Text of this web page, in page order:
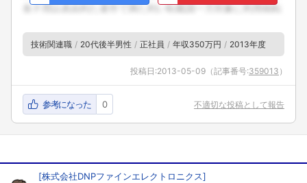
技術関連職 20代後半男性 正社員 年収350万円 2013年度
投稿日:2013-05-09 （記事番号:359013 ）
参考になった 0 不適切な投稿として報告
[株式会社DNPファインエレクトロニクス]